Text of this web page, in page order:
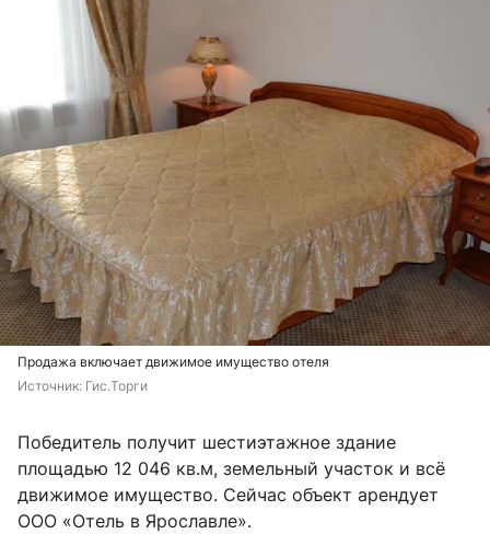
Продажа включает движимое имущество отеля
Источник: Гис.Торги
Победитель получит шестиэтажное здание
площадью 12 046 кв.м, земельный участок и всё
движимое имущество. Сейчас объект арендует
ООО «Отель в Ярославле».